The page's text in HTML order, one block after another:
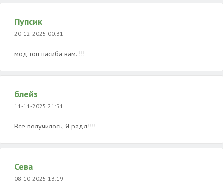
Пупсик
20-12-2025 00:31
мод топ пасиба вам. !!!
блейз
11-11-2025 21:51
Всё получилось, Я радд!!!!
Сева
08-10-2025 13:19